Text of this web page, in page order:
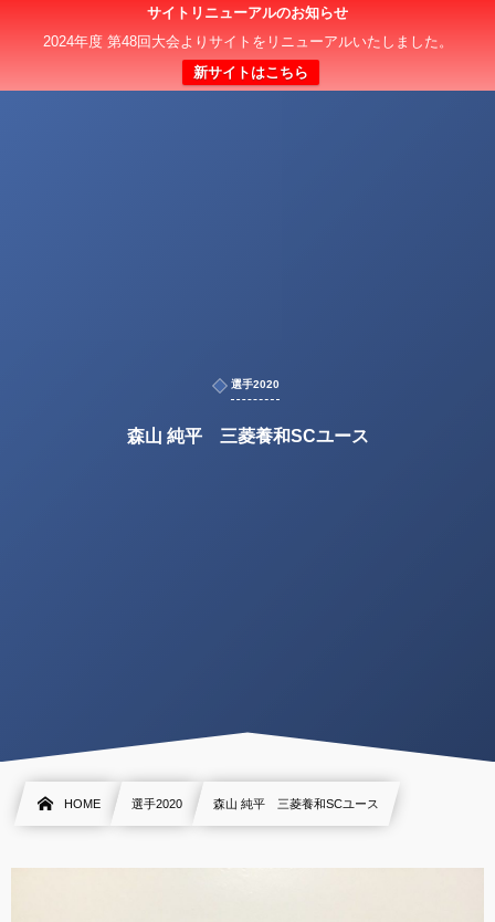
サイトリニューアルのお知らせ
2024年度 第48回大会よりサイトをリニューアルいたしました。
新サイトはこちら
選手2020
森山 純平 三菱養和SCユース
HOME 選手2020 森山 純平 三菱養和SCユース